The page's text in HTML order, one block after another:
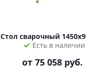
Стол сварочный
Есть в наличии
от 75 058 руб.